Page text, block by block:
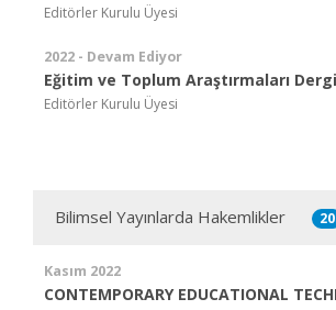
Editörler Kurulu Üyesi
2022 - Devam Ediyor
Eğitim ve Toplum Araştırmaları
Editörler Kurulu Üyesi
Bilimsel Yayınlarda Hakemlikler 20
Kasım 2022
CONTEMPORARY EDUCATIONAL